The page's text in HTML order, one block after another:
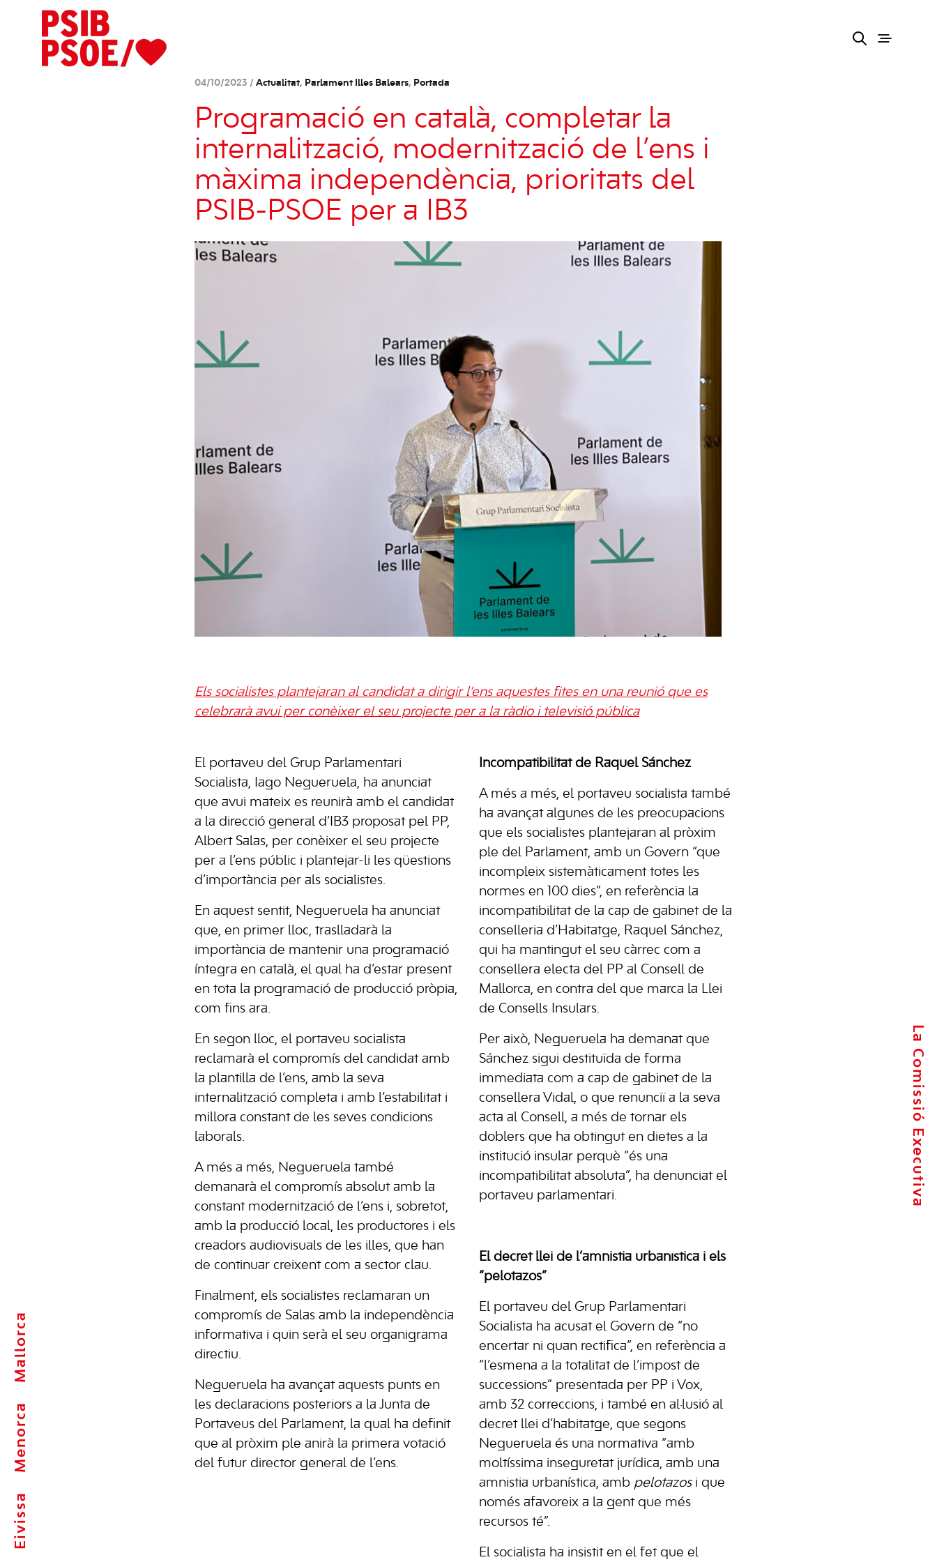
Eivissa
Menorca
Mallorca
La Comissió Executiva
04/10/2023 / Actualitat, Parlament Illes Balears, Portada
Programació en català, completar la
internalització, modernització de l’ens i
màxima independència, prioritats del
PSIB-PSOE per a IB3
Els socialistes plantejaran al candidat a dirigir l’ens aquestes fites en una reunió que es
celebrarà avui per conèixer el seu projecte per a la ràdio i televisió pública
El portaveu del Grup Parlamentari
Socialista, Iago Negueruela, ha anunciat
que avui mateix es reunirà amb el candidat
a la direcció general d’IB3 proposat pel PP,
Albert Salas, per conèixer el seu projecte
per a l’ens públic i plantejar-li les qüestions
d’importància per als socialistes.
En aquest sentit, Negueruela ha anunciat
que, en primer lloc, traslladarà la
importància de mantenir una programació
íntegra en català, el qual ha d’estar present
en tota la programació de producció pròpia,
com fins ara.
En segon lloc, el portaveu socialista
reclamarà el compromís del candidat amb
la plantilla de l’ens, amb la seva
internalització completa i amb l’estabilitat i
millora constant de les seves condicions
laborals.
A més a més, Negueruela també
demanarà el compromís absolut amb la
constant modernització de l’ens i, sobretot,
amb la producció local, les productores i els
creadors audiovisuals de les illes, que han
de continuar creixent com a sector clau.
Finalment, els socialistes reclamaran un
compromís de Salas amb la independència
informativa i quin serà el seu organigrama
directiu.
Negueruela ha avançat aquests punts en
les declaracions posteriors a la Junta de
Portaveus del Parlament, la qual ha definit
que al pròxim ple anirà la primera votació
del futur director general de l’ens.
Incompatibilitat de Raquel Sánchez
A més a més, el portaveu socialista també
ha avançat algunes de les preocupacions
que els socialistes plantejaran al pròxim
ple del Parlament, amb un Govern “que
incompleix sistemàticament totes les
normes en 100 dies”, en referència la
incompatibilitat de la cap de gabinet de la
conselleria d’Habitatge, Raquel Sánchez,
qui ha mantingut el seu càrrec com a
consellera electa del PP al Consell de
Mallorca, en contra del que marca la Llei
de Consells Insulars.
Per això, Negueruela ha demanat que
Sánchez sigui destituïda de forma
immediata com a cap de gabinet de la
consellera Vidal, o que renunciï a la seva
acta al Consell, a més de tornar els
doblers que ha obtingut en dietes a la
institució insular perquè “és una
incompatibilitat absoluta”, ha denunciat el
portaveu parlamentari.
El decret llei de l’amnistia urbanística i els
“pelotazos”
El portaveu del Grup Parlamentari
Socialista ha acusat el Govern de “no
encertar ni quan rectifica”, en referència a
“l’esmena a la totalitat de l’impost de
successions” presentada per PP i Vox,
amb 32 correccions, i també en al·lusió al
decret llei d’habitatge, que segons
Negueruela és una normativa “amb
moltíssima inseguretat jurídica, amb una
amnistia urbanística, amb pelotazos i que
només afavoreix a la gent que més
recursos té”.
El socialista ha insistit en el fet que el